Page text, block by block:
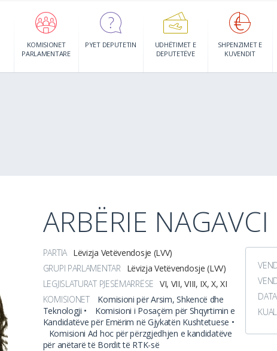
KOMISIONET
PARLAMENTARE
PYET DEPUTETIN
UDHËTIMET E
DEPUTETËVE
SHPENZIMET E
KUVENDIT
ARBËRIE NAGAVCI
PARTIA Lëvizja Vetëvendosje (LVV)
GRUPI PARLAMENTAR
Lëvizja Vetëvendosje (LVV)
LEGJISLATURAT PJESËMARRËSE VI, VII, VIII, IX, X, XI
KOMISIONET
Komisioni për Arsim, Shkencë dhe
Teknologji •
Komisioni i Posaçëm për Shqyrtimin e
Kandidatëve për Emërim në Gjykatën Kushtetuese •
Komisioni Ad hoc për përzgjedhjen e kandidatëve
për anëtarë të Bordit të RTK-së